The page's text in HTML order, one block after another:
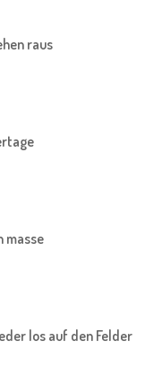
raus
masse
los auf den Felder